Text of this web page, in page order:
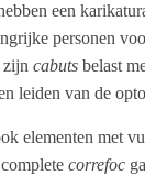
een
personen
zijn cabuts belast
leiden van de
elementen met
correfoc